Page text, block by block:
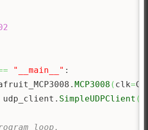
"__main__" :
MCP3008 ( clk=
udp_client. SimpleUDPClient (
loop.